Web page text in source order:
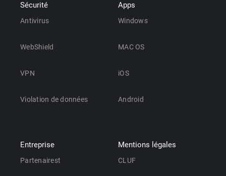
Sécurité
Antivirus
WebShield
VPN
Violation de données
Apps
Windows
MAC OS
iOS
Android
Entreprise
Partenairest
Mentions légales
CLUF